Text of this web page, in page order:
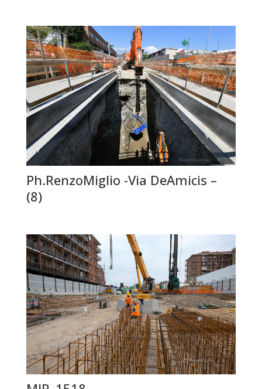
Ph.RenzoMiglio -Via DeAmicis –
(8)